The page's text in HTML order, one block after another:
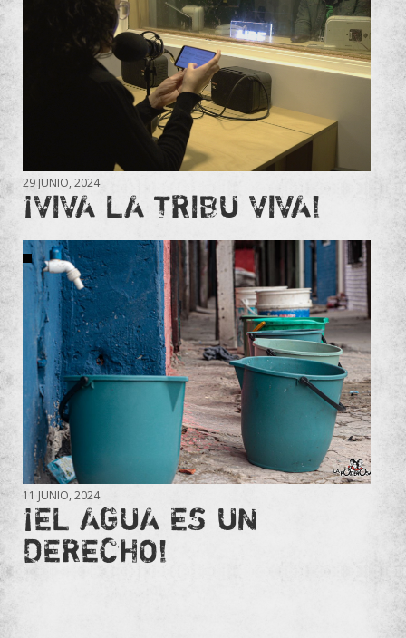
29 JUNIO, 2024
¡VIVA LA TRIBU VIVA!
11 JUNIO, 2024
¡EL AGUA ES UN
DERECHO!